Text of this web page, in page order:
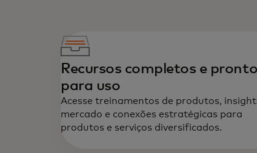
Recursos completos e
para uso
Acesse treinamentos de produtos,
mercado e conexões estratégicas para
produtos e serviços diversificados.